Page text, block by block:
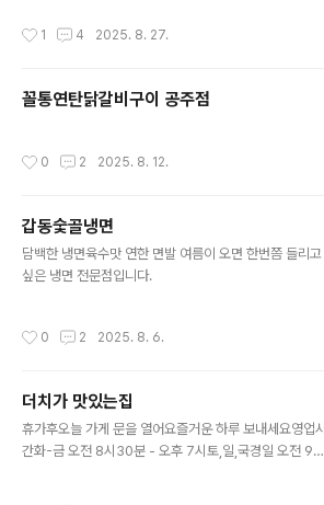
1 4 2025. 8. 27.
꼴통연탄닭갈비구이 공주점
0 2 2025. 8. 12.
갑동숯골냉면
담백한 냉면육수맛 연한 면발 여름이 오면 한번쯤 들리고
싶은 냉면 전문점입니다.
0 2 2025. 8. 6.
더치가 맛있는집
휴가후오늘 가게 문을 열어요즐거운 하루 보내세요영업시
간화-금 오전 8시30분 - 오후 7시토,일,국경일 오전 9시